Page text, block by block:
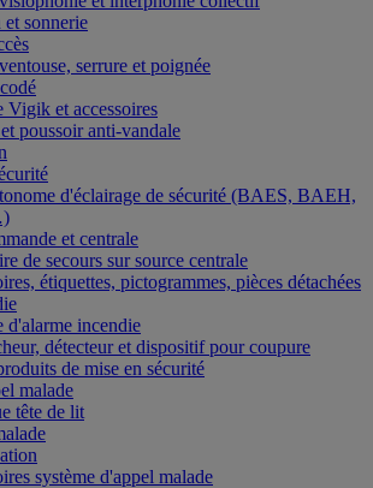
sonnerie
serrure et poignée
Vigik et accessoires
poussoir anti-vandale
d'éclairage de sécurité (BAES, BAEH,
et centrale
de secours sur source centrale
étiquettes, pictogrammes, pièces détachées
d'alarme incendie
détecteur et dispositif pour coupure
de mise en sécurité
malade
tête de lit
système d'appel malade